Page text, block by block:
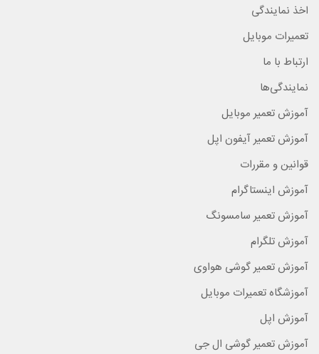
اخذ نمایندگی
تعمیرات موبایل
ارتباط با ما
نمایندگی‌ها
آموزش تعمیر موبایل
آموزش تعمیر آیفون اپل
قوانین و مقررات
آموزش اینستاگرام
آموزش تعمیر سامسونگ
آموزش تلگرام
آموزش تعمیر گوشی هواوی
آموزشگاه تعمیرات موبایل
آموزش اپل
آموزش تعمیر گوشی ال جی